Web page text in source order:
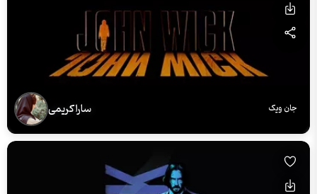
جان ویک سارا کریمی